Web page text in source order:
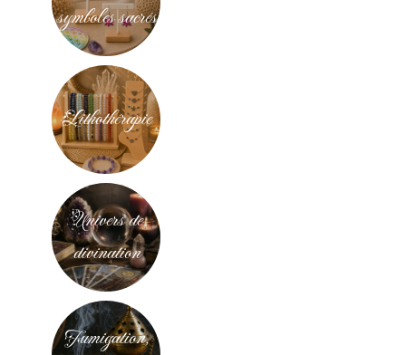
symboles sacrés
Lithothérapie
Univers de
divination
Fumigation,